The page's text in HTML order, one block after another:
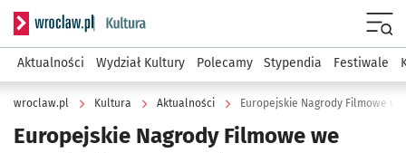
Serwis informacyjny wroclaw.pl podserwis: Kultura
Aktualności Wydział Kultury Polecamy Stypendia Festiwale
wroclaw.pl Kultura Aktualności Europejskie Nagrody Filmowe
Europejskie Nagrody Filmowe we